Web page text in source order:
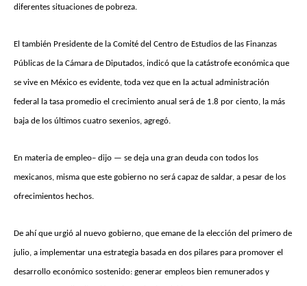
diferentes situaciones de pobreza.
El también Presidente de la Comité del Centro de Estudios de las Finanzas
Públicas de la Cámara de Diputados, indicó que la catástrofe económica que
se vive en México es evidente, toda vez que en la actual administración
federal la tasa promedio el crecimiento anual será de 1.8 por ciento, la más
baja de los últimos cuatro sexenios, agregó.
En materia de empleo– dijo — se deja una gran deuda con todos los
mexicanos, misma que este gobierno no será capaz de saldar, a pesar de los
ofrecimientos hechos.
De ahí que urgió al nuevo gobierno, que emane de la elección del primero de
julio, a implementar una estrategia basada en dos pilares para promover el
desarrollo económico sostenido: generar empleos bien remunerados y